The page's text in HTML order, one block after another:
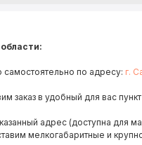
самостоятельно по адресу: г.
заказ в удобный для вас
адрес (доступна для
мелкогабаритные и